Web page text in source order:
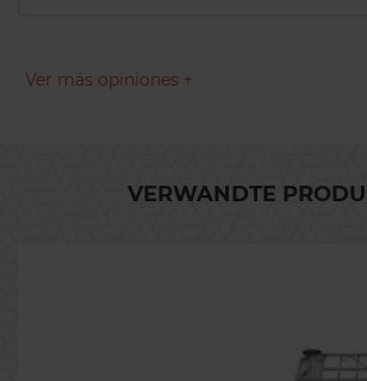
Ver más opiniones +
VERWANDTE